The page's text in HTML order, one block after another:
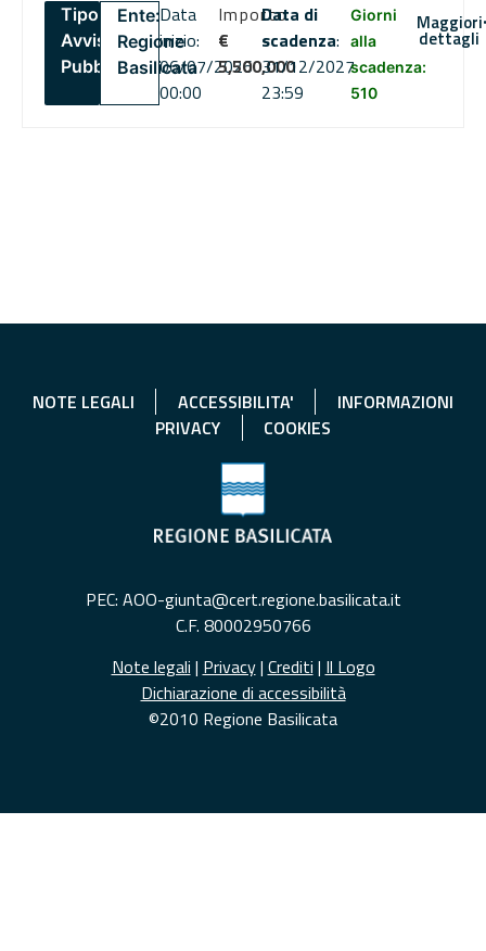
Tipo:
Avviso
Pubblico
Ente:
Regione
Basilicata
Data
inizio:
06/07/2026
00:00
Importo
€
5,500,000
Data di
scadenza:
31/12/2027
23:59
Giorni
alla
scadenza:
510
Maggiori
dettagli
NOTE LEGALI ACCESSIBILITA'
INFORMAZIONI
PRIVACY
COOKIES
PEC: AOO-giunta@cert.regione.basilicata.it
C.F. 80002950766
Note legali | Privacy| Crediti | Il Logo
Dichiarazione di accessibilità
©2010 Regione Basilicata